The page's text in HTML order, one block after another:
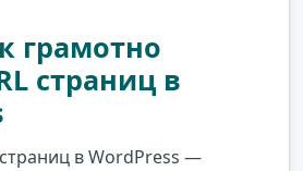
грамотно
страниц в
в WordPress —